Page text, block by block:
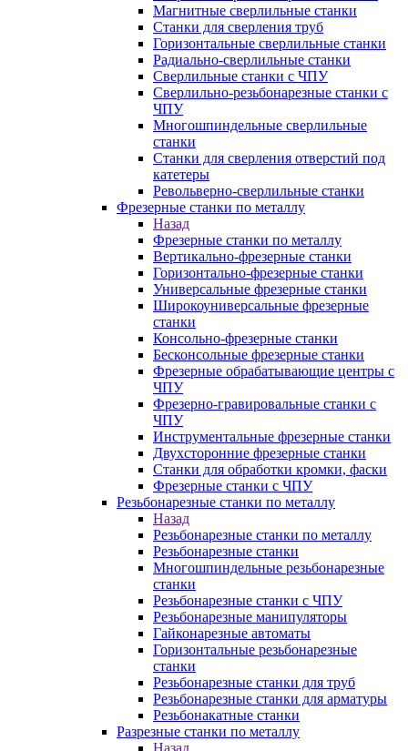
Магнитные сверлильные станки
Станки для сверления труб
Горизонтальные сверлильные станки
Радиально-сверлильные станки
Сверлильные станки с ЧПУ
Сверлильно-резьбонарезные станки с
ЧПУ
Многошпиндельные сверлильные
станки
Станки для сверления отверстий под
катетеры
Револьверно-сверлильные станки
Фрезерные станки по металлу
Назад
Фрезерные станки по металлу
Вертикально-фрезерные станки
Горизонтально-фрезерные станки
Универсальные фрезерные станки
Широкоуниверсальные фрезерные
станки
Консольно-фрезерные станки
Бесконсольные фрезерные станки
Фрезерные обрабатывающие центры с
ЧПУ
Фрезерно-гравировальные станки с
ЧПУ
Инструментальные фрезерные станки
Двухсторонние фрезерные станки
Станки для обработки кромки, фаски
Фрезерные станки с ЧПУ
Резьбонарезные станки по металлу
Назад
Резьбонарезные станки по металлу
Резьбонарезные станки
Многошпиндельные резьбонарезные
станки
Резьбонарезные станки с ЧПУ
Резьбонарезные манипуляторы
Гайконарезные автоматы
Горизонтальные резьбонарезные
станки
Резьбонарезные станки для труб
Резьбонарезные станки для арматуры
Резьбонакатные станки
Разрезные станки по металлу
Назад